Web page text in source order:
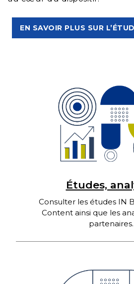
EN SAVOIR PLUS SUR
Études,
Consulter les études IN
Content ainsi que les
partenaires.